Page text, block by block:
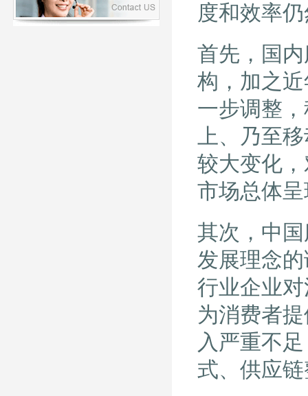
度和效率
首先，国
构，加之
一步调整
上、乃至
较大变化
市场总体
其次，中
发展理念
行业企业
为消费者
入严重不
式、供应